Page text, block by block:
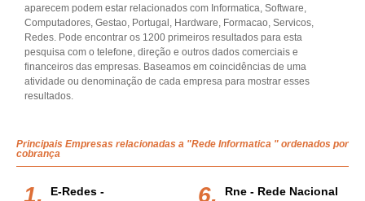
aparecem podem estar relacionados com Informatica, Software,
Computadores, Gestao, Portugal, Hardware, Formacao, Servicos,
Redes. Pode encontrar os 1200 primeiros resultados para esta
pesquisa com o telefone, direção e outros dados comerciais e
financeiros das empresas. Baseamos em coincidências de uma
atividade ou denominação de cada empresa para mostrar esses
resultados.
Principais Empresas relacionadas a "Rede Informatica " ordenados por
cobrança
E-Redes -
Rne - Rede Nacional